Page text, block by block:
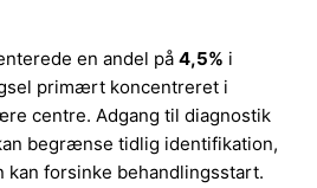
en andel på4,5% i
primært koncentreret i
centre. Adgang til diagnostik
begrænse tidlig identifikation,
kan forsinke behandlingsstart.